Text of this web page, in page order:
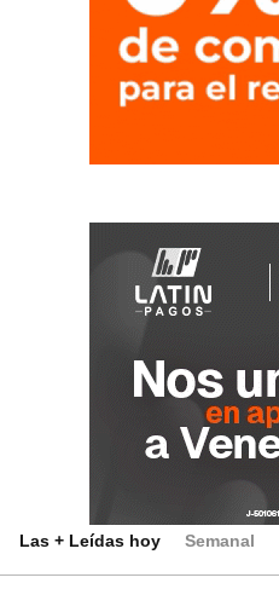
Las + Leídas hoy Semanal